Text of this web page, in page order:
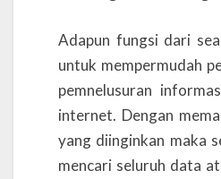
Adapun fungsi dari
untuk mempermudah
pemnelusuran
internet. Dengan
yang diinginkan maka
mencari seluruh data